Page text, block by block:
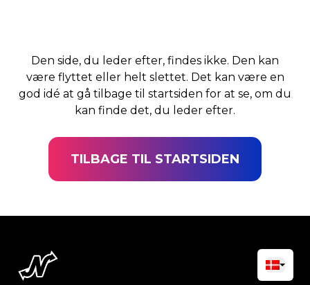
Den side, du leder efter, findes ikke. Den kan
være flyttet eller helt slettet. Det kan være en
god idé at gå tilbage til startsiden for at se, om du
kan finde det, du leder efter.
TILBAGE TIL STARTSIDEN